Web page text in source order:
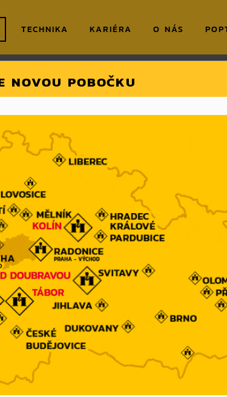
TECHNIKA KARIÉRA O NÁS
zveřejnění:19.03.2025
jsme se s našimi jeřáby podíleli na demontáži
jsme u jedinečné chvíle, kdy se symbolicky uzavřela
historie. Odstranění části lanovky probíhalo za
podmínek, přímo v srdci hlavního města.
NÁS
NOVOU POBOČKU